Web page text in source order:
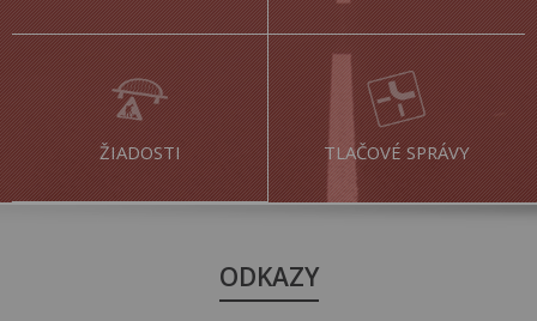
ŽIADOSTI TLAČOVÉ SPRÁVY
ODKAZY